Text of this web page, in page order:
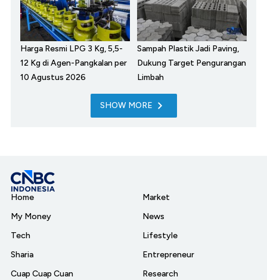
Harga Resmi LPG 3 Kg, 5,5-
12 Kg di Agen-Pangkalan per
10 Agustus 2026
Sampah Plastik Jadi Paving,
Dukung Target Pengurangan
Limbah
SHOW MORE
Home
My Money
Tech
Sharia
Cuap Cuap Cuan
Market
News
Lifestyle
Entrepreneur
Research